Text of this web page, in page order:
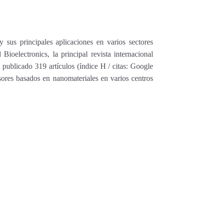
principales aplicaciones en varios sectores
la principal revista internacional
319 artículos (índice H / citas: Google
basados en nanomateriales en varios centros